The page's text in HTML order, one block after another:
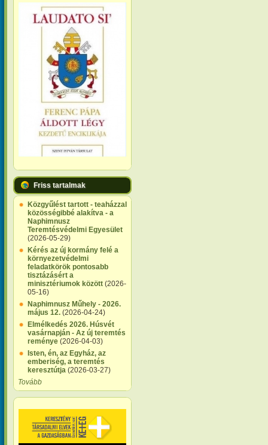
Friss tartalmak
Közgyűlést tartott - teaházzal
közösségibbé alakítva - a
Naphimnusz
Teremtésvédelmi Egyesület
(2026-05-29)
Kérés az új kormány felé a
környezetvédelmi
feladatkörök pontosabb
tisztázásért a
minisztériumok között (2026-
05-16)
Naphimnusz Műhely - 2026.
május 12. (2026-04-24)
Elmélkedés 2026. Húsvét
vasárnapján - Az új teremtés
reménye (2026-04-03)
Isten, én, az Egyház, az
emberiség, a teremtés
keresztútja (2026-03-27)
Tovább